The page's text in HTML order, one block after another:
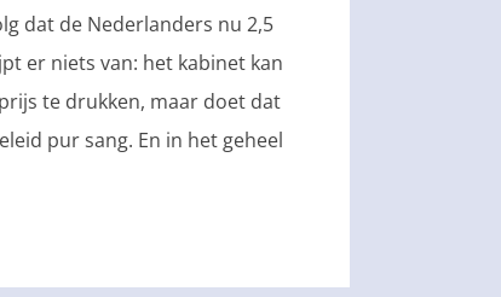
dat de Nederlanders nu 2,5
er niets van: het kabinet kan
te drukken, maar doet dat
pur sang. En in het geheel